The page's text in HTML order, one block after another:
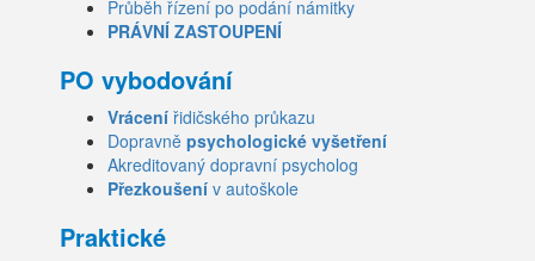
Průběh řízení po podání námitky
PRÁVNÍ ZASTOUPENÍ
PO vybodování
Vrácení řidičského průkazu
Dopravně psychologické vyšetření
Akreditovaný dopravní psycholog
Přezkoušení v autoškole
Praktické